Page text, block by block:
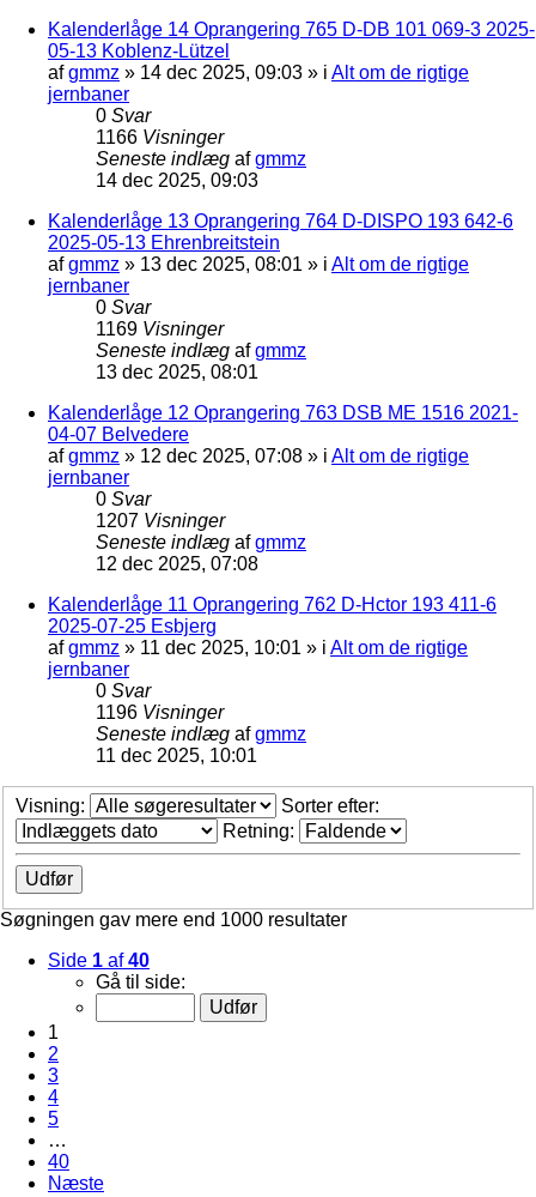
Kalenderlåge 14 Oprangering 765 D-DB 101 069-3 2025-
05-13 Koblenz-Lützel
afgmmz » 14 dec 2025, 09:03 » i Alt om de rigtige
jernbaner
0 Svar
1166 Visninger
Seneste indlæg afgmmz
14 dec 2025, 09:03
Kalenderlåge 13 Oprangering 764 D-DISPO 193 642-6
2025-05-13 Ehrenbreitstein
afgmmz » 13 dec 2025, 08:01 » i Alt om de rigtige
jernbaner
0 Svar
1169 Visninger
Seneste indlæg afgmmz
13 dec 2025, 08:01
Kalenderlåge 12 Oprangering 763 DSB ME 1516 2021-
04-07 Belvedere
afgmmz » 12 dec 2025, 07:08 » i Alt om de rigtige
jernbaner
0 Svar
1207 Visninger
Seneste indlæg afgmmz
12 dec 2025, 07:08
Kalenderlåge 11 Oprangering 762 D-Hctor 193 411-6
2025-07-25 Esbjerg
afgmmz » 11 dec 2025, 10:01 » i Alt om de rigtige
jernbaner
0 Svar
1196 Visninger
Seneste indlæg afgmmz
11 dec 2025, 10:01
Visning:
Sorter efter:
Retning:
Søgningen gav mere end 1000 resultater
Side 1 af40
Gå til side:
1
2
3
4
5
…
40
Næste